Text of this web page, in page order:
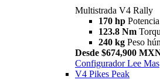
Multistrada V4 Rally
170 hp Potencia
123.8 Nm
240 kg Peso
Desde $674,900
Configurador Lee Mas
V4 Pikes Peak